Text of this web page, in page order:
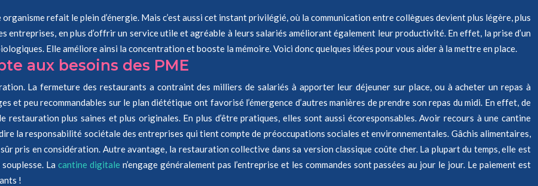
organisme refait le plein d’énergie. Mais c’est aussi cet instant privilégié, où la communication entre collègues devient plus légère, plus
entreprises, en plus d’offrir un service utile et agréable à leurs salariés améliorant également leur productivité. En effet, la prise d’un
Elle améliore ainsi la concentration et booste la mémoire. Voici donc quelques idées pour vous aider à la mettre en place.
aux besoins des PME
La fermeture des restaurants a contraint des milliers de salariés à apporter leur déjeuner sur place, ou à acheter un repas à
et peu recommandables sur le plan diététique ont favorisé l’émergence d’autres manières de prendre son repas du midi. En effet, de
plus saines et plus originales. En plus d’être pratiques, elles sont aussi écoresponsables. Avoir recours à une cantine
la responsabilité sociétale des entreprises qui tient compte de préoccupations sociales et environnementales. Gâchis alimentaires,
pris en considération. Autre avantage, la restauration collective dans sa version classique coûte cher. La plupart du temps, elle est
souplesse. Lacantine digitale n’engage généralement pas l’entreprise et les commandes sont passées au jour le jour. Le paiement est
!